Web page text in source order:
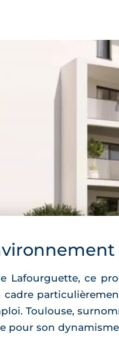
Lafourguette, ce
Toulouse,
pour son